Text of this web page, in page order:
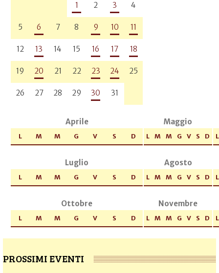
1 2 3 4
5 6 7 8 9 10 11
12 13 14 15 16 17 18
19 20 21 22 23 24 25
26 27 28 29 30 31
Aprile
L M M G V S D
Maggio
L M M G V S D L
Luglio
L M M G V S D
Agosto
L M M G V S D L
Ottobre
L M M G V S D
Novembre
L M M G V S D L
PROSSIMI EVENTI